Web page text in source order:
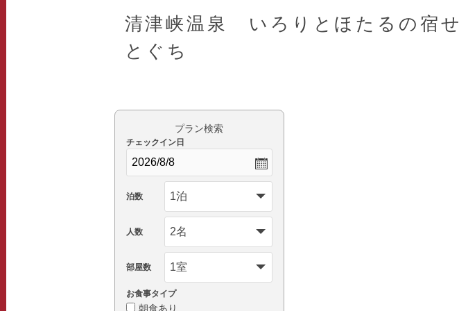
清津峡温泉 いろりとほたるの宿せ
とぐち
プラン検索
チェックイン日
泊数
人数
部屋数
お食事タイプ
朝食あり